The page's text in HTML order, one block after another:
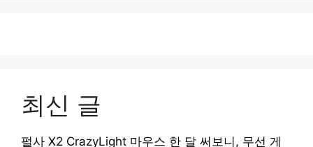
최신 글
펄사 X2 CrazyLight 마우스 한 달 써보니, 무선 게